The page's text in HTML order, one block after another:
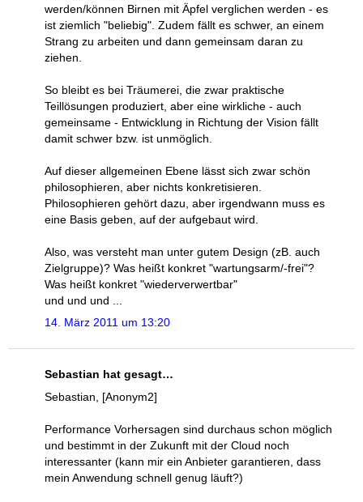
werden/können Birnen mit Äpfel verglichen werden - es
ist ziemlich "beliebig". Zudem fällt es schwer, an einem
Strang zu arbeiten und dann gemeinsam daran zu
ziehen.
So bleibt es bei Träumerei, die zwar praktische
Teillösungen produziert, aber eine wirkliche - auch
gemeinsame - Entwicklung in Richtung der Vision fällt
damit schwer bzw. ist unmöglich.
Auf dieser allgemeinen Ebene lässt sich zwar schön
philosophieren, aber nichts konkretisieren.
Philosophieren gehört dazu, aber irgendwann muss es
eine Basis geben, auf der aufgebaut wird.
Also, was versteht man unter gutem Design (zB. auch
Zielgruppe)? Was heißt konkret "wartungsarm/-frei"?
Was heißt konkret "wiederverwertbar"
und und und ...
14. März 2011 um 13:20
Sebastian hat gesagt…
Sebastian, [Anonym2]
Performance Vorhersagen sind durchaus schon möglich
und bestimmt in der Zukunft mit der Cloud noch
interessanter (kann mir ein Anbieter garantieren, dass
mein Anwendung schnell genug läuft?)